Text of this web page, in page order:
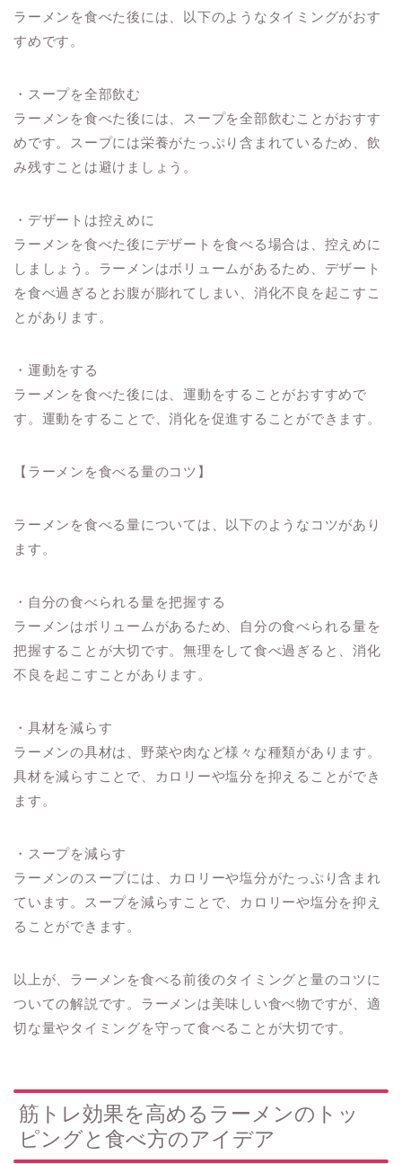
ラーメンを食べた後には、以下のようなタイミングがおす
すめです。
・スープを全部飲む
ラーメンを食べた後には、スープを全部飲むことがおすす
めです。スープには栄養がたっぷり含まれているため、飲
み残すことは避けましょう。
・デザートは控えめに
ラーメンを食べた後にデザートを食べる場合は、控えめに
しましょう。ラーメンはボリュームがあるため、デザート
を食べ過ぎるとお腹が膨れてしまい、消化不良を起こすこ
とがあります。
・運動をする
ラーメンを食べた後には、運動をすることがおすすめで
す。運動をすることで、消化を促進することができます。
【ラーメンを食べる量のコツ】
ラーメンを食べる量については、以下のようなコツがあり
ます。
・自分の食べられる量を把握する
ラーメンはボリュームがあるため、自分の食べられる量を
把握することが大切です。無理をして食べ過ぎると、消化
不良を起こすことがあります。
・具材を減らす
ラーメンの具材は、野菜や肉など様々な種類があります。
具材を減らすことで、カロリーや塩分を抑えることができ
ます。
・スープを減らす
ラーメンのスープには、カロリーや塩分がたっぷり含まれ
ています。スープを減らすことで、カロリーや塩分を抑え
ることができます。
以上が、ラーメンを食べる前後のタイミングと量のコツに
ついての解説です。ラーメンは美味しい食べ物ですが、適
切な量やタイミングを守って食べることが大切です。
筋トレ効果を高めるラーメンのトッ
ピングと食べ方のアイデア